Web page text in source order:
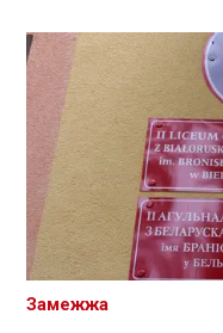
Замежжа